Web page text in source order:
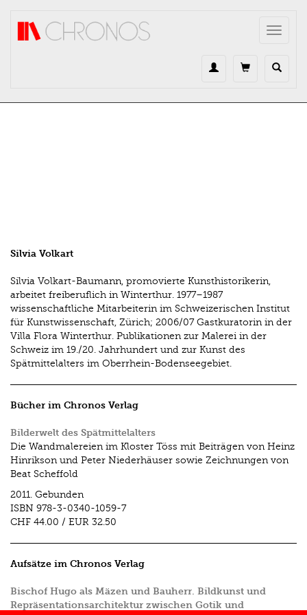
Toggle
Silvia Volkart
Silvia Volkart-Baumann, promovierte Kunsthistorikerin,
arbeitet freiberuflich in Winterthur. 1977–1987
wissenschaftliche Mitarbeiterin im Schweizerischen Institut
für Kunstwissenschaft, Zürich; 2006/07 Gastkuratorin in der
Villa Flora Winterthur. Publikationen zur Malerei in der
Schweiz im 19./20. Jahrhundert und zur Kunst des
Spätmittelalters im Oberrhein-Bodenseegebiet.
Bücher im Chronos Verlag
Bilderwelt des Spätmittelalters
Die Wandmalereien im Kloster Töss mit Beiträgen von Heinz
Hinrikson und Peter Niederhäuser sowie Zeichnungen von
Beat Scheffold
2011. Gebunden
ISBN 978-3-0340-1059-7
CHF 44.00 / EUR 32.50
Aufsätze im Chronos Verlag
Bischof Hugo als Mäzen und Bauherr. Bildkunst und
Repräsentationsarchitektur zwischen Gotik und